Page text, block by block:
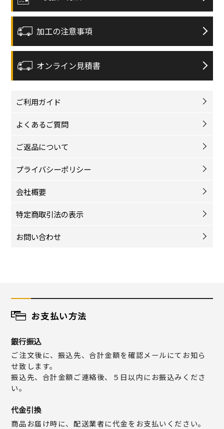
加工の注意事項
オンライン見積書
ご利用ガイド
よくあるご質問
ご返品について
プライバシーポリシー
会社概要
特定商取引法の表示
お問い合わせ
お支払い方法
銀行振込
ご注文後に、振込先、合計金額を確認メールにてお知ら
せ致します。
振込先、合計金額ご連絡後、５日以内にお振込みくださ
い。
代金引換
商品お届け時に、配送業者に代金をお支払いください。